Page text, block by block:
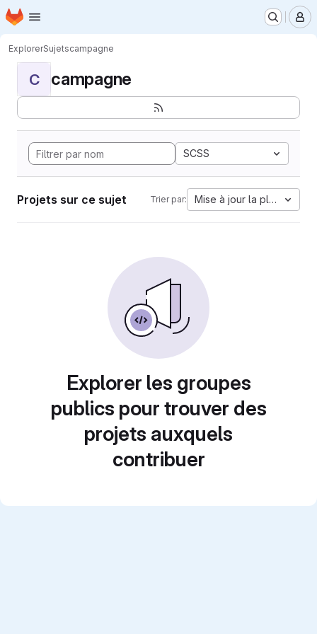
Passer au contenu principal
Page d'accueil
ExplorerSujetscampagne
C campagne
SCSS
Projets sur ce sujet Trier par: Mise à jour la plus
Explorer les groupes
publics pour trouver des
projets auxquels
contribuer